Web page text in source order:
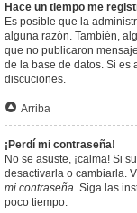
Hace un tiempo me
Es posible que la
alguna razón. También,
que no publicaron
de la base de datos. Si es
discuciones.
Arriba
¡Perdí mi contraseña!
No se asuste, ¡calma! Si
desactivarla o cambiarla.
mi contraseña. Siga las
poco tiempo.